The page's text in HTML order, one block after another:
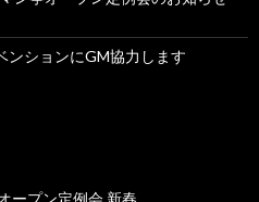
ンションにGM協力します